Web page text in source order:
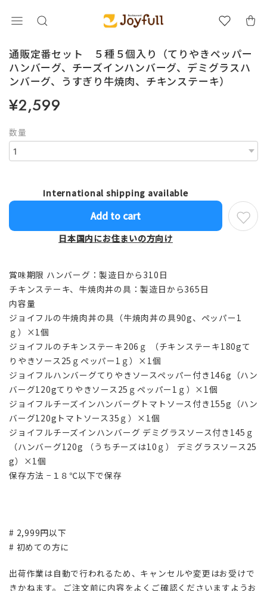
通販定番セット ５種５個入り（てりやきペッパー
ハンバーグ、チーズインハンバーグ、デミグラスハ
ンバーグ、うすぎり牛焼肉、チキンステーキ）
¥2,599
数量
International shipping available
Add to cart
日本国内にお住まいの方向け
賞味期限 ハンバーグ：製造日から310日
チキンステーキ、牛焼肉丼の具：製造日から365日
内容量
ジョイフルの牛焼肉丼の具（牛焼肉丼の具90g、ペッパー1
ｇ）×1個
ジョイフルのチキンステーキ206ｇ （チキンステーキ180gて
りやきソース25ｇペッパー1ｇ）×1個
ジョイフルハンバーグてりやきソースペッパー付き146g（ハン
バーグ120gてりやきソース25ｇペッパー1ｇ）×1個
ジョイフルチーズインハンバーグトマトソース付き155g（ハン
バーグ120gトマトソース35ｇ）×1個
ジョイフルチーズインハンバーグ デミグラスソース付き145ｇ
（ハンバーグ120g （うちチーズは10ｇ） デミグラスソース25
g）×1個
保存方法 −１８℃以下で保存
# 2,999円以下
# 初めての方に
出荷作業は自動で行われるため、キャンセルや変更はお受けで
きかねます。 ご注文前に内容をよくご確認くださいますようお